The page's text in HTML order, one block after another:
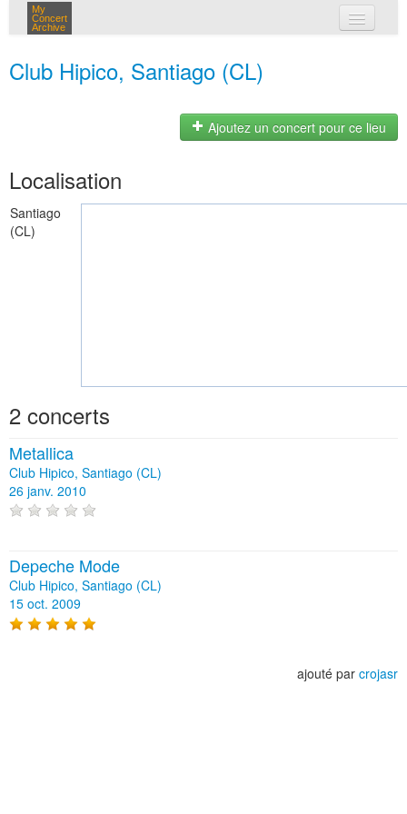
My
Concert
Archive
Club Hipico, Santiago (CL)
Ajoutez un concert pour ce lieu
Localisation
Santiago
(CL)
2 concerts
Metallica
Club Hipico, Santiago (CL)
26 janv. 2010
Depeche Mode
Club Hipico, Santiago (CL)
15 oct. 2009
ajouté par crojasr